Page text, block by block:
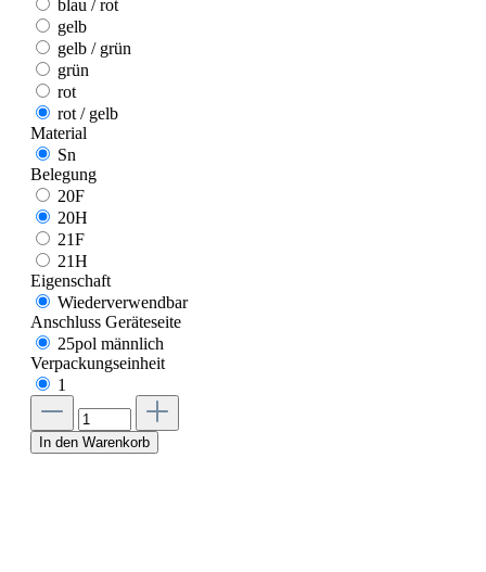
blau / rot
gelb
gelb / grün
grün
rot
rot / gelb
Material
Sn
Belegung
20F
20H
21F
21H
Eigenschaft
Wiederverwendbar
Anschluss Geräteseite
25pol männlich
Verpackungseinheit
1
In den Warenkorb